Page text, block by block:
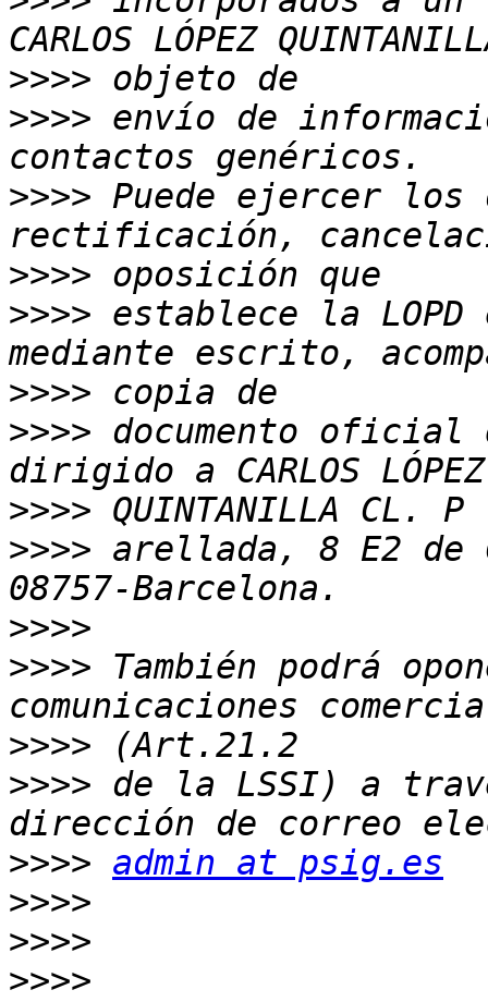
>>>>
>>>> envío de
>>>> Puede ejercer los
>>>>
>>>> establece la LOPD
>>>>
>>>> documento
>>>>
>>>> arellada, 8 E2 de
>>>>
>>>> También podrá
>>>>
>>>> de la LSSI) a
>>>> admin at psig.es
>>>>
>>>>
>>>>